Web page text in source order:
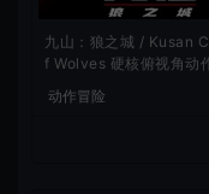
九山：狼之城 / Kusan
f Wolves 硬核俯视角动
动作冒险